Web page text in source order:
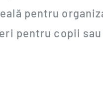
pentru
pentru copii